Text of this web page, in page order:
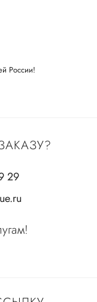
России!
29